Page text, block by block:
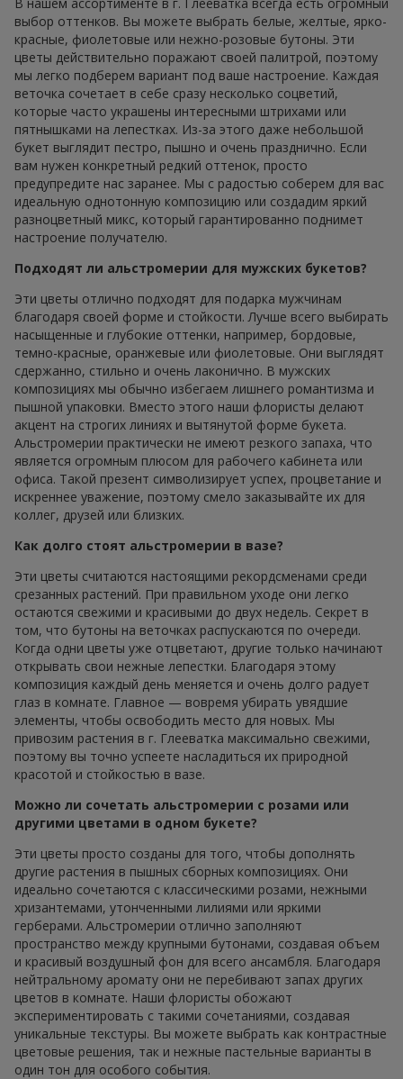
выбор оттенков. Вы можете выбрать белые, желтые, ярко-
красные, фиолетовые или нежно-розовые бутоны. Эти
цветы действительно поражают своей палитрой, поэтому
мы легко подберем вариант под ваше настроение. Каждая
веточка сочетает в себе сразу несколько соцветий,
которые часто украшены интересными штрихами или
пятнышками на лепестках. Из-за этого даже небольшой
букет выглядит пестро, пышно и очень празднично. Если
вам нужен конкретный редкий оттенок, просто
предупредите нас заранее. Мы с радостью соберем для вас
идеальную однотонную композицию или создадим яркий
разноцветный микс, который гарантированно поднимет
настроение получателю.
Подходят ли альстромерии для мужских букетов?
Эти цветы отлично подходят для подарка мужчинам
благодаря своей форме и стойкости. Лучше всего выбирать
насыщенные и глубокие оттенки, например, бордовые,
темно-красные, оранжевые или фиолетовые. Они выглядят
сдержанно, стильно и очень лаконично. В мужских
композициях мы обычно избегаем лишнего романтизма и
пышной упаковки. Вместо этого наши флористы делают
акцент на строгих линиях и вытянутой форме букета.
Альстромерии практически не имеют резкого запаха, что
является огромным плюсом для рабочего кабинета или
офиса. Такой презент символизирует успех, процветание и
искреннее уважение, поэтому смело заказывайте их для
коллег, друзей или близких.
Как долго стоят альстромерии в вазе?
Эти цветы считаются настоящими рекордсменами среди
срезанных растений. При правильном уходе они легко
остаются свежими и красивыми до двух недель. Секрет в
том, что бутоны на веточках распускаются по очереди.
Когда одни цветы уже отцветают, другие только начинают
открывать свои нежные лепестки. Благодаря этому
композиция каждый день меняется и очень долго радует
глаз в комнате. Главное — вовремя убирать увядшие
элементы, чтобы освободить место для новых. Мы
привозим растения в г. Глееватка максимально свежими,
поэтому вы точно успеете насладиться их природной
красотой и стойкостью в вазе.
Можно ли сочетать альстромерии с розами или
другими цветами в одном букете?
Эти цветы просто созданы для того, чтобы дополнять
другие растения в пышных сборных композициях. Они
идеально сочетаются с классическими розами, нежными
хризантемами, утонченными лилиями или яркими
герберами. Альстромерии отлично заполняют
пространство между крупными бутонами, создавая объем
и красивый воздушный фон для всего ансамбля. Благодаря
нейтральному аромату они не перебивают запах других
цветов в комнате. Наши флористы обожают
экспериментировать с такими сочетаниями, создавая
уникальные текстуры. Вы можете выбрать как контрастные
цветовые решения, так и нежные пастельные варианты в
один тон для особого события.